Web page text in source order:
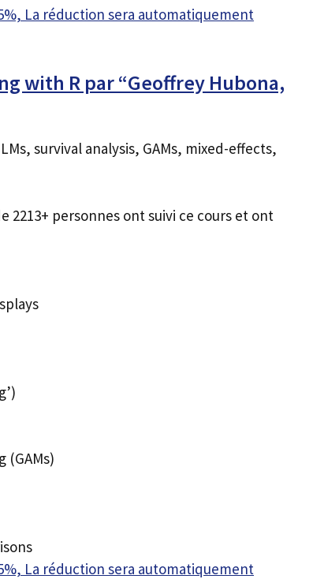
La réduction sera automatiquement
with R par “Geoffrey Hubona,
survival analysis, GAMs, mixed-effects,
2213+ personnes ont suivi ce cours et ont
(GAMs)
La réduction sera automatiquement